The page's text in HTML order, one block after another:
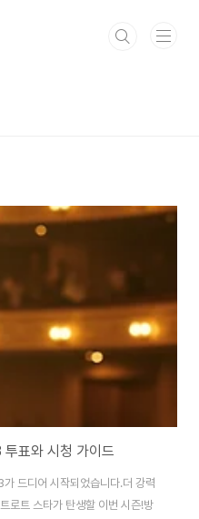
표와 시청 가이드
드디어 시작되었습니다.더 강력
로트 스타가 탄생할 이번 시즌!방